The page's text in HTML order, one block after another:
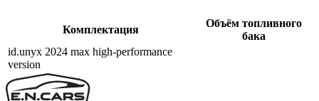
Комплектация
Объём топливного
бака
id.unyx 2024 max high-performance
version